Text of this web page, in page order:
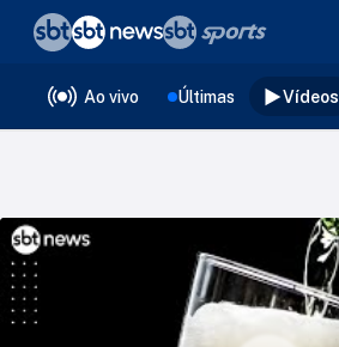
Ao vivo Últimas Vídeos
❮voltar
Editorias